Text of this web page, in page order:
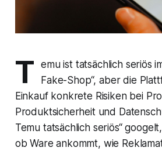
T
emu ist tatsächlich seriös
Fake-Shop“, aber die
Einkauf konkrete Risiken bei
Produktsicherheit und
Temu tatsächlich seriös“
ob Ware ankommt, wie